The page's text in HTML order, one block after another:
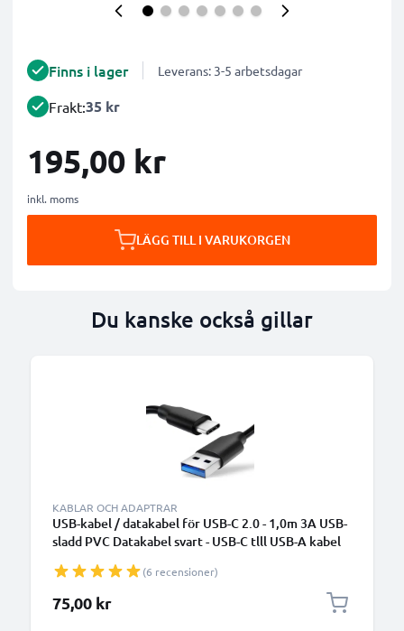
Finns i lager Leverans: 3-5 arbetsdagar
Frakt:35 kr
195,00 kr
inkl. moms
LÄGG TILL I VARUKORGEN
Du kanske också gillar
KABLAR OCH ADAPTRAR
USB-kabel / datakabel för USB-C 2.0 - 1,0m 3A USB-
sladd PVC Datakabel svart - USB-C tlll USB-A kabel
(6 recensioner)
75,00 kr